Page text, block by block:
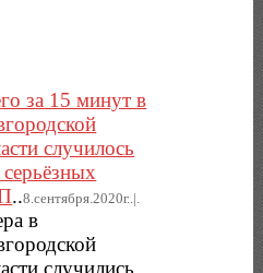
за 15 минут в
случилось
серьёзных
..8.сентября.2020г..|.
в
случились